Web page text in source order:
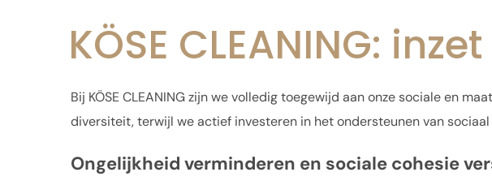
KÖSE CLEANING:
Bij KÖSE CLEANING zijn we volledig toegewijd aan onze sociale en
diversiteit, terwijl we actief investeren in het ondersteunen van
Ongelijkheid verminderen en sociale cohesie